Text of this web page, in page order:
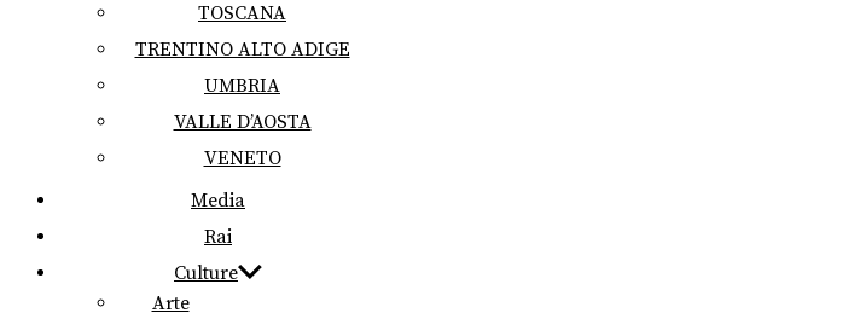
TOSCANA
TRENTINO ALTO ADIGE
UMBRIA
VALLE D’AOSTA
VENETO
Media
Rai
Culture
Arte